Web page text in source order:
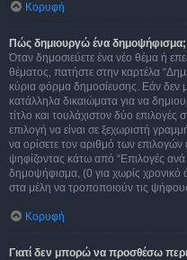
Κορυφή
Πώς δημιουργώ ένα δημοψήφισμα;
Όταν δημοσιεύετε ένα νέο θέμα ή
θέματος, πατήστε στην καρτέλα
κύρια φόρμα δημοσίευσης. Εάν δεν
κατάλληλα δικαιώματα για να
τίτλο και τουλάχιστον δύο
επιλογή να είναι σε ξεχωριστή
να ορίσετε τον αριθμό των επιλογών
ψηφίζοντας κάτω από “Επιλογές
δημοψήφισμα, (0 για χωρίς χρονικό
στα μέλη να τροποποιούν τις
Κορυφή
Γιατί δεν μπορώ να προσθέσω